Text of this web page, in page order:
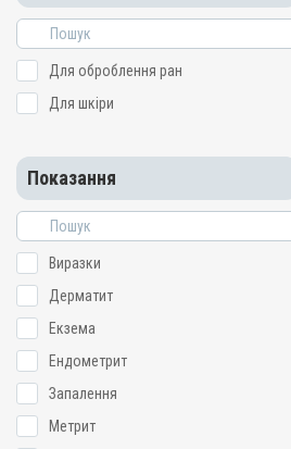
Для оброблення ран
Для шкіри
Показання
Виразки
Дерматит
Екзема
Ендометрит
Запалення
Метрит